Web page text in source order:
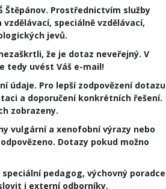
Prostřednictvím služby
speciálně vzdělávací,
jevů.
že je dotaz neveřejný. V
tedy uvést Váš e-mail!
údaje. Pro lepší zodpovězení dotazu
a doporučení konkrétních řešení.
zobrazeny.
vulgární a xenofobní výrazy nebo
Dotazy pokud možno
pedagog, výchovný poradce
i externí odborníky.